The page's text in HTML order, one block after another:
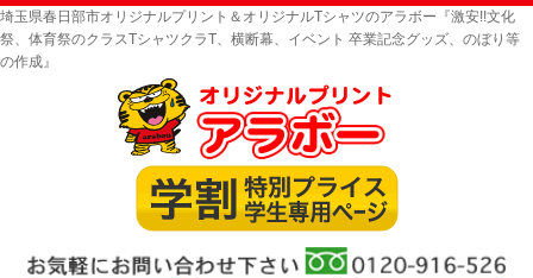
埼玉県春日部市オリジナルプリント＆オリジナルTシャツのアラボー『激安!!文化
祭、体育祭のクラスTシャツクラT、横断幕、イベント 卒業記念グッズ、のぼり等
の作成』